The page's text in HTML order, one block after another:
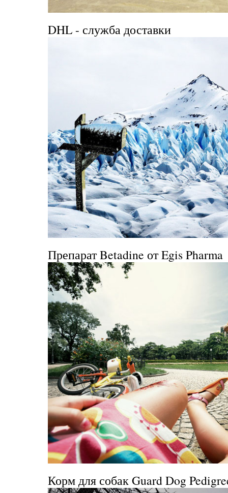
DHL - служба доставки
Препарат Betadine отEgis Pharma
Корм для собакGuard Dog